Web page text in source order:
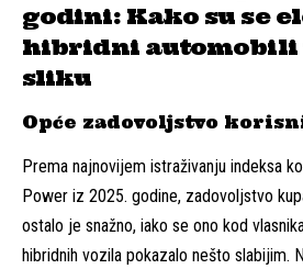
godini: Kako su se
hibridni
sliku
Opće zadovoljstvo
Prema najnovijem istraživanju indeksa
Power iz 2025. godine, zadovoljstvo
ostalo je snažno, iako se ono kod
hibridnih vozila pokazalo nešto slabijim.